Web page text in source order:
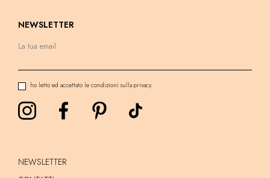
NEWSLETTER
ho letto ed accettato le condizioni sulla privacy.
NEWSLETTER